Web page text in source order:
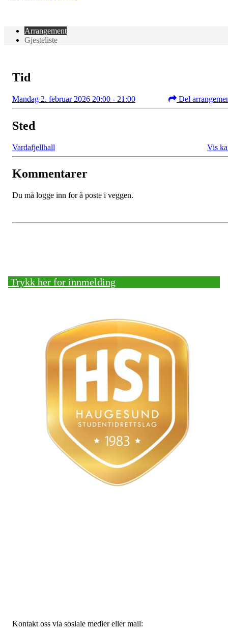
Arrangement
Gjesteliste
Tid
Mandag 2. februar 2026 20:00 - 21:00 Del
Sted
Vardafjellhall Vis
Kommentarer
Du må logge inn for å poste i veggen.
Trykk her for innmelding
Kontakt oss via sosiale medier eller mail: